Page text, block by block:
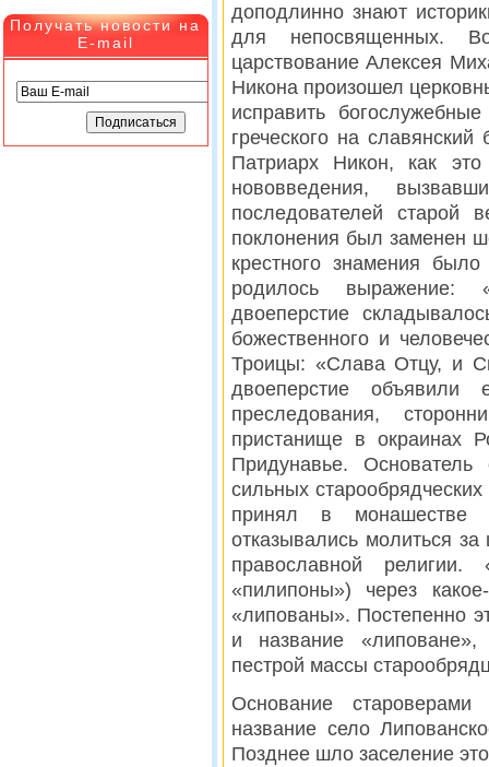
Получать новости на
E-mail
доподлинно знают
для непосвященных.
царствование Алексея
Никона произошел
исправить
греческого на
Патриарх Никон, как
нововведения,
последователей старой
поклонения был заменен
крестного знамения
родилось выражение:
двоеперстие
божественного и
Троицы: «Слава Отцу, и
двоеперстие объявили
преследования,
пристанище в окраинах
Придунавье.
сильных
принял в монашестве
отказывались молиться
православной
«пилипоны») через
«липованы». Постепенно
и название
пестрой массы
Основание
название село
Позднее шло заселение